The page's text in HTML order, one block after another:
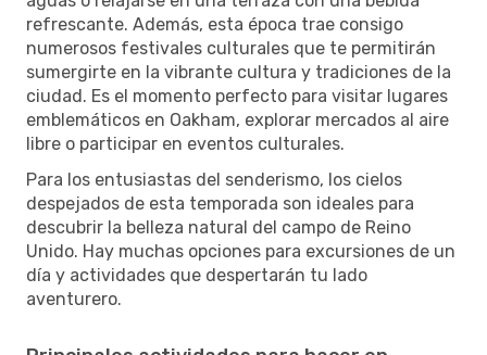
refrescante. Además, esta época trae consigo
numerosos festivales culturales que te permitirán
sumergirte en la vibrante cultura y tradiciones de la
ciudad. Es el momento perfecto para visitar lugares
emblemáticos en Oakham, explorar mercados al aire
libre o participar en eventos culturales.
Para los entusiastas del senderismo, los cielos
despejados de esta temporada son ideales para
descubrir la belleza natural del campo de Reino
Unido. Hay muchas opciones para excursiones de un
día y actividades que despertarán tu lado
aventurero.